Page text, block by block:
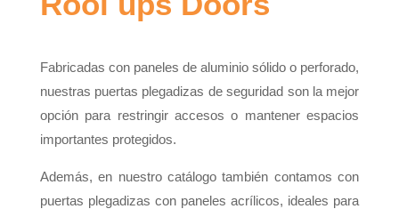
Fabricadas con paneles de aluminio sólido o perforado,
nuestras puertas plegadizas de seguridad son la mejor
opción para restringir accesos o mantener espacios
importantes protegidos.
Además, en nuestro catálogo también contamos con
puertas plegadizas con paneles acrílicos, ideales para